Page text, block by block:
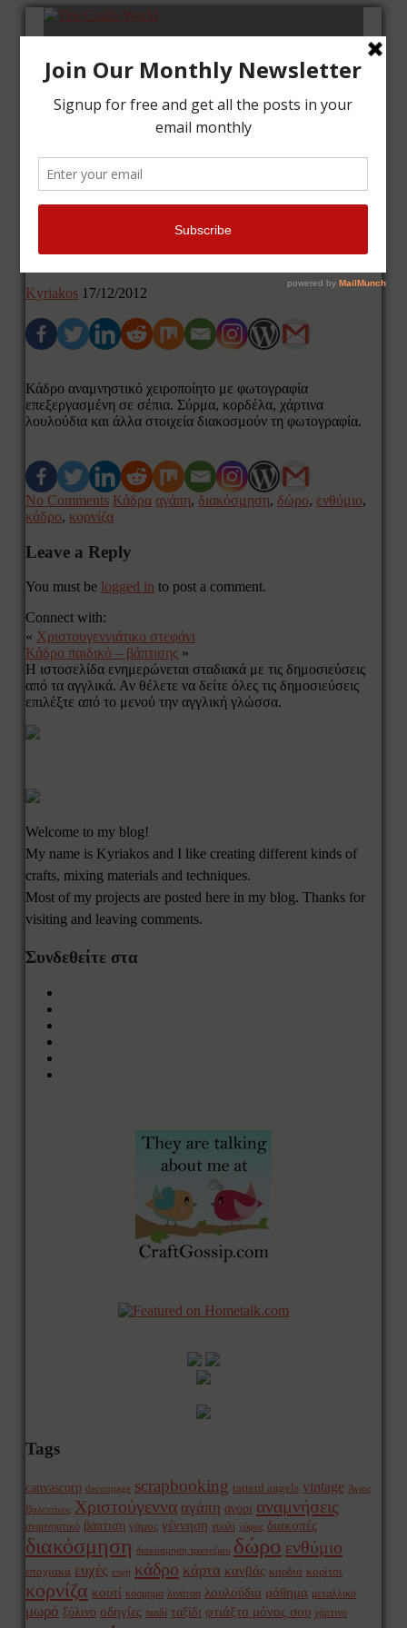
Μαθήματα
Κάρτες
Επικοινωνία
Κάδρο αναμνηστικό – Το φιλί
Kyriakos 17/12/2012
Κάδρο αναμνηστικό χειροποίητο με φωτογραφία
επεξεργασμένη σε σέπια. Σύρμα, κορδέλα, χάρτινα
λουλούδια και άλλα στοιχεία διακοσμούν τη φωτογραφία.
No Comments Κάδρα αγάπη, διακόσμηση, δώρο, ενθύμιο,
κάδρο, κορνίζα
Leave a Reply
You must be logged in to post a comment.
Connect with:
« Χριστουγεννιάτικο στεφάνι
Κάδρο παιδικό – βάπτισης »
Η ιστοσελίδα ενημερώνεται σταδιακά με τις δημοσιεύσεις
από τα αγγλικά. Αν θέλετε να δείτε όλες τις δημοσιεύσεις
επιλέξτε από το μενού την αγγλική γλώσσα.
Welcome to my blog!
My name is Kyriakos and I like creating different kinds of
crafts, mixing materials and techniques.
Most of my projects are posted here in my blog. Thanks for
visiting and leaving comments.
Συνδεθείτε στα
Tags
canvascorp decoupage scrapbooking tatterd angels vintage Άγιος
Βαλεντίνος Χριστούγεννα αγάπη αγόρι αναμνήσεις
αναμνηστικό βάπτιση γάμος γέννηση γυαλί γύψος διακοπές
διακόσμηση διακόσμηση τραπεζιού δώρο ενθύμιο
εποχιακά ευχές ευχή κάδρο κάρτα κανβάς καρδιά κορίτσι
κορνίζα κουτί κόσμημα λινάτσα λουλούδια μάθημα μεταλλικό
μωρό ξύλινο οδηγίες παιδί ταξίδι φτιάξτο μόνος σου χάρτινο